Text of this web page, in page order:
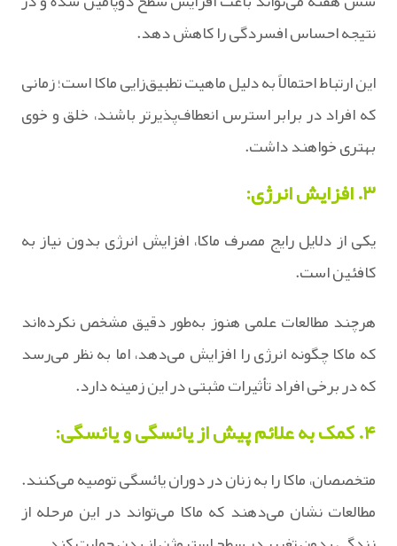
نتیجه احساس افسردگی را کاهش دهد.
این ارتباط احتمالاً به دلیل ماهیت تطبیق‌زایی ماکا است؛ زمانی
که افراد در برابر استرس انعطاف‌پذیرتر باشند، خلق و خوی
بهتری خواهند داشت.
۳. افزایش انرژی:
یکی از دلایل رایج مصرف ماکا، افزایش انرژی بدون نیاز به
کافئین است.
هرچند مطالعات علمی هنوز به‌طور دقیق مشخص نکرده‌اند
که ماکا چگونه انرژی را افزایش می‌دهد، اما به نظر می‌رسد
که در برخی افراد تأثیرات مثبتی در این زمینه دارد.
۴. کمک به علائم پیش از یائسگی و یائسگی:
متخصصان، ماکا را به زنان در دوران یائسگی توصیه می‌کنند.
مطالعات نشان می‌دهند که ماکا می‌تواند در این مرحله از